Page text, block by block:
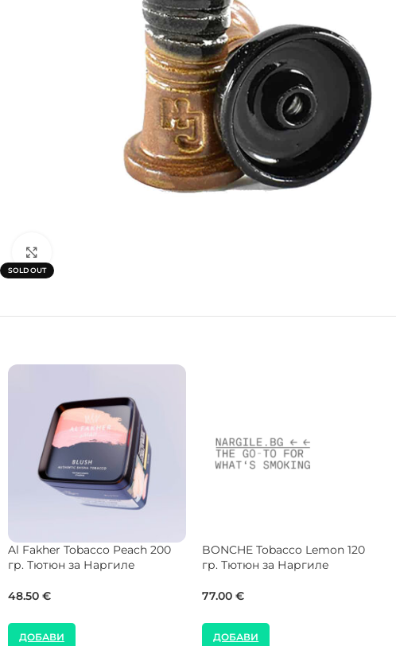
SOLD OUT
BLACK Tobacco Rasporn 200
гр. Тютюн за Наргиле
51.13€
ДОБАВИ
Musthave Tobacco Mulled Wine
25 гр. Тютюн за Наргиле
9.00€
ДОБАВИ